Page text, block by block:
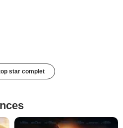
star complet